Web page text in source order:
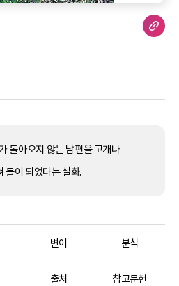
돌아오지 않는 남편을 고개나
돌이 되었다는 설화.
변이 분석
출처 참고문헌